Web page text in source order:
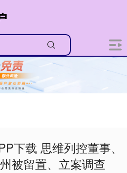
下载 思维列控董事、
被留置、立案调查